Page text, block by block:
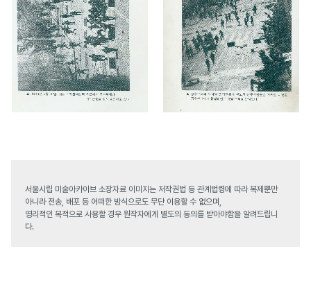
서울시립 미술아카이브 소장자료 이미지는 저작권법 등 관계법령에 따라 복제뿐만
아니라 전송, 배포 등 어떠한 방식으로도 무단 이용할 수 없으며,
영리적인 목적으로 사용할 경우 원작자에게 별도의 동의를 받아야함을 알려드립니
다.